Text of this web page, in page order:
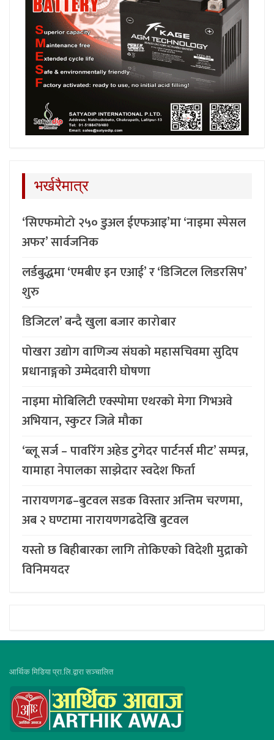
भर्खरैमात्र
‘सिएफमोटो २५० डुअल ईएफआइ’मा ‘नाइमा स्पेसल
अफर’ सार्वजनिक
लर्डबुद्धमा ‘एमबीए इन एआई’ र ‘डिजिटल लिडरसिप’
शुरु
डिजिटल’ बन्दै खुला बजार कारोबार
पोखरा उद्योग वाणिज्य संघको महासचिवमा सुदिप
प्रधानाङ्गको उम्मेदवारी घोषणा
नाइमा मोबिलिटी एक्स्पोमा एथरको मेगा गिभअवे
अभियान, स्कुटर जित्ने मौका
‘ब्लू सर्ज – पावरिंग अहेड टुगेदर पार्टनर्स मीट’ सम्पन्न,
यामाहा नेपालका साझेदार स्वदेश फिर्ता
नारायणगढ–बुटवल सडक विस्तार अन्तिम चरणमा,
अब २ घण्टामा नारायणगढदेखि बुटवल
यस्तो छ बिहीबारका लागि तोकिएको विदेशी मुद्राको
विनिमयदर
आर्थिक मिडिया प्रा.लि.द्वारा सञ्चालित